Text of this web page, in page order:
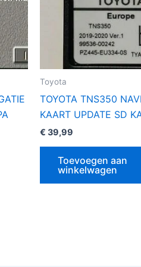
Toyota
TOYOTA TNS350
KAART UPDATE SD
€ 39,99
Toevoegen aan
winkelwagen